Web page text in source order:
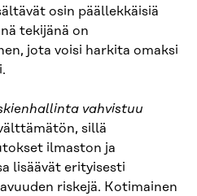
osin päällekkäisiä
tekijänä on
jota voisi harkita omaksi
vahvistuu
sillä
ilmaston ja
lisäävät erityisesti
riskejä. Kotimainen